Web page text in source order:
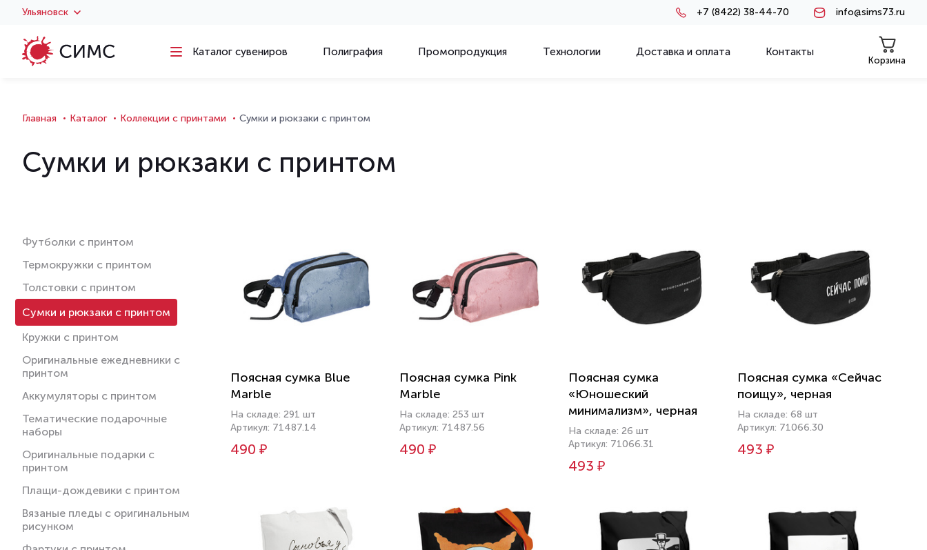
Ульяновск +7 (8422) 38-44-70 info@sims73.ru
Каталог сувениров Полиграфия Промопродукция Технологии Доставка и оплата Контакты
Корзина
Главная Каталог Коллекции с принтами Сумки и рюкзаки с принтом
Сумки и рюкзаки с принтом
Футболки с принтом
Термокружки с принтом
Толстовки с принтом
Сумки и рюкзаки с принтом
Кружки с принтом
Оригинальные ежедневники с
принтом
Аккумуляторы с принтом
Тематические подарочные
наборы
Оригинальные подарки с
принтом
Плащи-дождевики с принтом
Вязаные пледы с оригинальным
рисунком
Поясная сумка Blue
Marble
На складе: 291 шт
Артикул: 71487.14
490 ₽
Поясная сумка Pink
Marble
На складе: 253 шт
Артикул: 71487.56
490 ₽
Поясная сумка
«Юношеский
минимализм», черная
На складе: 26 шт
Артикул: 71066.31
493 ₽
Поясная сумка «Сейчас
поищу», черная
На складе: 68 шт
Артикул: 71066.30
493 ₽